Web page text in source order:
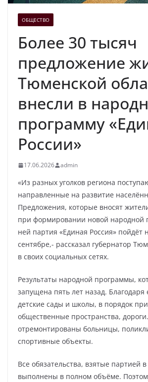
ОБЩЕСТВО
Более 30 тысяч
предложение
Тюменской
внесли в
программу
России»
17.06.2026 admin
«Из разных уголков региона
направленные на развитие
Предложения, которые вносят
при формировании новой народной
ней партия «Единая Россия» пойдёт
сентябре,- рассказал губернатор
в своих социальных сетях.
Результаты народной программы,
запущена пять лет назад. Благодаря
детские сады и школы, в порядок
общественные пространства,
отремонтированы больницы,
спортивные объекты.
Все обязательства, взятые партией
выполнены в полном объёме.